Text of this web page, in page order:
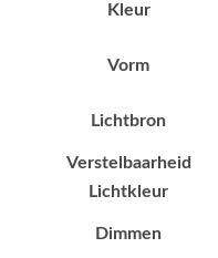
Kleur
Vorm
Lichtbron
Verstelbaarheid
Lichtkleur
Dimmen